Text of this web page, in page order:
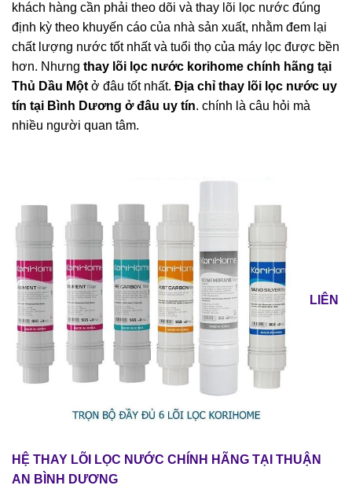
khách hàng cần phải theo dõi và thay lõi lọc nước đúng
định kỳ theo khuyến cáo của nhà sản xuất, nhằm đem lại
chất lượng nước tốt nhất và tuổi thọ của máy lọc được bền
hơn. Nhưng thay lõi lọc nước korihome chính hãng tại
Thủ Dầu Một ở đâu tốt nhất. Địa chỉ thay lõi lọc nước uy
tín tại Bình Dương ở đâu uy tín. chính là câu hỏi mà
nhiều người quan tâm.
LIÊN
HỆ THAY LÕI LỌC NƯỚC CHÍNH HÃNG TẠI THUẬN
AN BÌNH DƯƠNG